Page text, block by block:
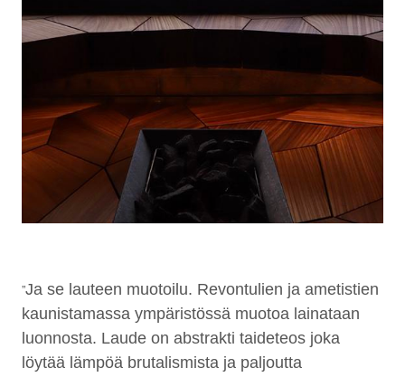
”Ja se lauteen muotoilu. Revontulien ja ametistien
kaunistamassa ympäristössä muotoa lainataan
luonnosta. Laude on abstrakti taideteos joka
löytää lämpöä brutalismista ja paljoutta